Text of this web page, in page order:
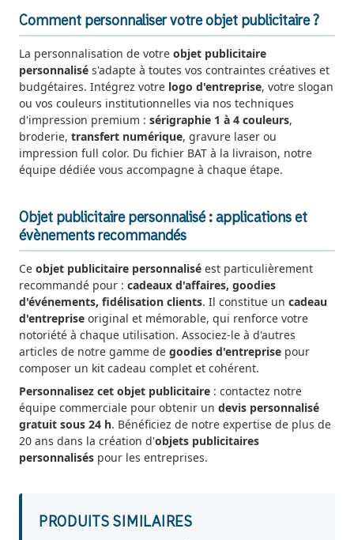
Comment personnaliser votre objet publicitaire ?
La personnalisation de votre objet publicitaire
personnalisé s'adapte à toutes vos contraintes créatives et
budgétaires. Intégrez votre logo d'entreprise, votre slogan
ou vos couleurs institutionnelles via nos techniques
d'impression premium : sérigraphie 1 à 4 couleurs,
broderie, transfert numérique, gravure laser ou
impression full color. Du fichier BAT à la livraison, notre
équipe dédiée vous accompagne à chaque étape.
Objet publicitaire personnalisé : applications et
évènements recommandés
Ce objet publicitaire personnalisé est particulièrement
recommandé pour : cadeaux d'affaires, goodies
d'événements, fidélisation clients. Il constitue un cadeau
d'entreprise original et mémorable, qui renforce votre
notoriété à chaque utilisation. Associez-le à d'autres
articles de notre gamme de goodies d'entreprise pour
composer un kit cadeau complet et cohérent.
Personnalisez cet objet publicitaire : contactez notre
équipe commerciale pour obtenir un devis personnalisé
gratuit sous 24 h. Bénéficiez de notre expertise de plus de
20 ans dans la création d'objets publicitaires
personnalisés pour les entreprises.
PRODUITS SIMILAIRES